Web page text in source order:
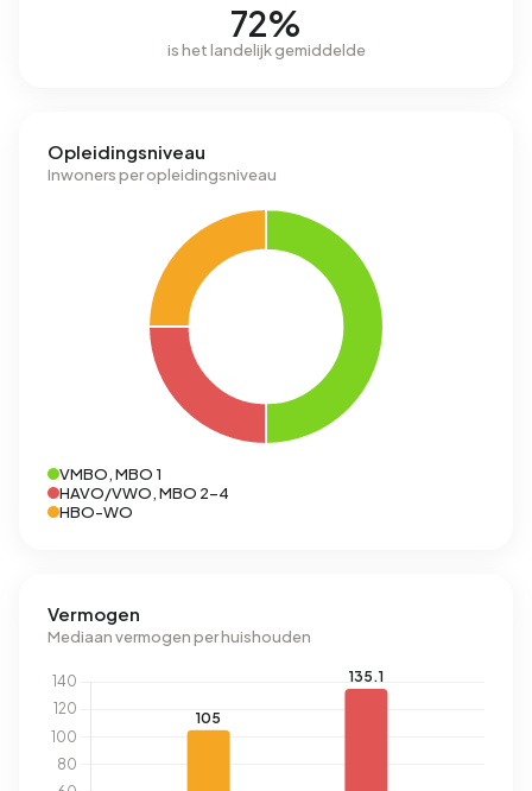
72%
is het landelijk gemiddelde
Opleidingsniveau
Inwoners per opleidingsniveau
VMBO, MBO 1
HAVO/VWO, MBO 2-4
HBO-WO
Vermogen
Mediaan vermogen per huishouden